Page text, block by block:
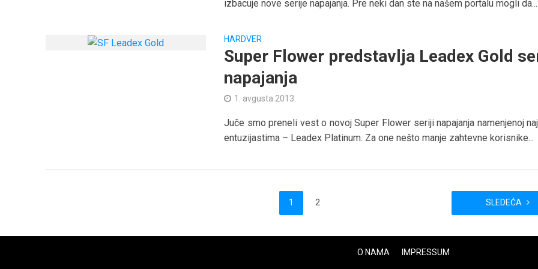
izbacuje nove serije napajanja. Pre neki dan ste na našem portalu mogli da...
HARDVER
Super Flower predstavlja Leadex Gold
napajanja
1. avgusta 2013.
Juče smo preneli vest o novoj Super Flower seriji napajanja namenjenoj
entuzijastima – Leadex Platinum. Za one nešto manje zahtevne korisnike...
1 2 SLEDEĆA
O NAMA IMPRESSUM